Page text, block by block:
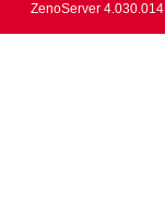
ZenoServer 4.030.014